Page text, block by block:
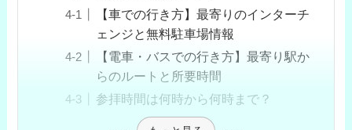
【車での行き方】最寄りのインターチ
ェンジと無料駐車場情報
【電車・バスでの行き方】最寄り駅か
らのルートと所要時間
参拝時間は何時から何時まで？